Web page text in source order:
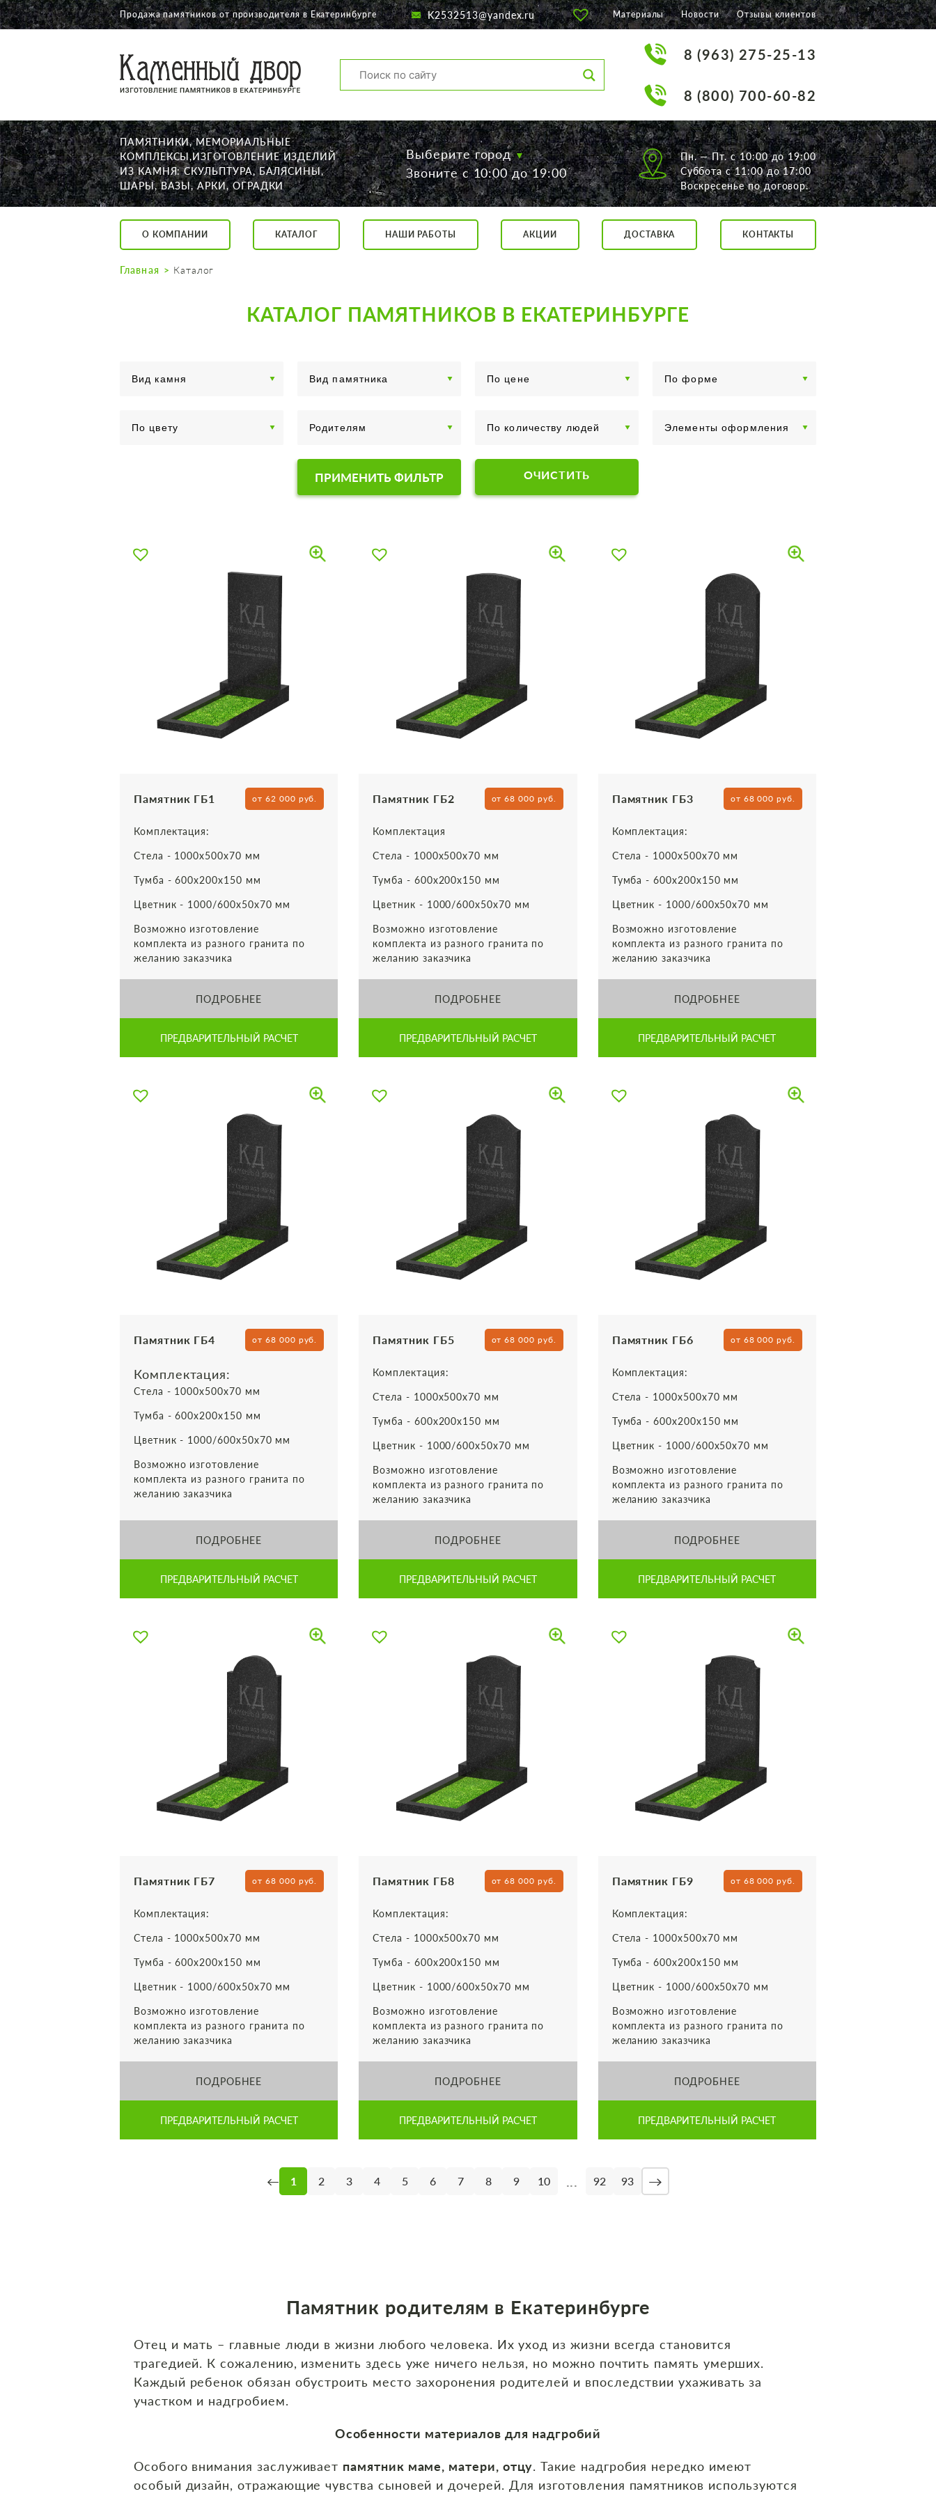
О КОМПАНИИ
КАТАЛОГ
НАШИ РАБОТЫ
АКЦИИ
ДОСТАВКА
КОНТАКТЫ
K2532513@yandex.ru
Екатеринбург, Щорса, 56
Продажа памятников от производителя в Екатеринбурге K2532513@yandex.ru Материалы Новости Отзывы клиентов
8 (963) 275-25-13
8 (800) 700-60-82
ПАМЯТНИКИ, МЕМОРИАЛЬНЫЕ
КОМПЛЕКСЫ,ИЗГОТОВЛЕНИЕ ИЗДЕЛИЙ
ИЗ КАМНЯ: СКУЛЬПТУРА, БАЛЯСИНЫ,
ШАРЫ, ВАЗЫ, АРКИ, ОГРАДКИ
Выберите город
Звоните с 10:00 до 19:00
Пн. — Пт. с 10:00 до 19:00
Суббота с 11:00 до 17:00
Воскресенье по договор.
О КОМПАНИИ КАТАЛОГ НАШИ РАБОТЫ АКЦИИ ДОСТАВКА КОНТАКТЫ
Главная Каталог
КАТАЛОГ ПАМЯТНИКОВ В ЕКАТЕРИНБУРГЕ
ПРИМЕНИТЬ ФИЛЬТР ОЧИСТИТЬ
Памятник ГБ1 от 62 000 руб.
Комплектация:
Стела - 1000х500х70 мм
Тумба - 600х200х150 мм
Цветник - 1000/600х50х70 мм
Возможно изготовление
комплекта из разного гранита по
желанию заказчика
ПОДРОБНЕЕ
ПРЕДВАРИТЕЛЬНЫЙ РАСЧЕТ
Памятник ГБ2 от 68 000 руб.
Комплектация
Стела - 1000х500х70 мм
Тумба - 600х200х150 мм
Цветник - 1000/600х50х70 мм
Возможно изготовление
комплекта из разного гранита по
желанию заказчика
ПОДРОБНЕЕ
ПРЕДВАРИТЕЛЬНЫЙ РАСЧЕТ
Памятник ГБ3 от 68 000 руб.
Комплектация:
Стела - 1000х500х70 мм
Тумба - 600х200х150 мм
Цветник - 1000/600х50х70 мм
Возможно изготовление
комплекта из разного гранита по
желанию заказчика
ПОДРОБНЕЕ
ПРЕДВАРИТЕЛЬНЫЙ РАСЧЕТ
Памятник ГБ4 от 68 000 руб.
Комплектация:
Стела - 1000х500х70 мм
Тумба - 600х200х150 мм
Цветник - 1000/600х50х70 мм
Возможно изготовление
комплекта из разного гранита по
желанию заказчика
ПОДРОБНЕЕ
ПРЕДВАРИТЕЛЬНЫЙ РАСЧЕТ
Памятник ГБ5 от 68 000 руб.
Комплектация:
Стела - 1000х500х70 мм
Тумба - 600х200х150 мм
Цветник - 1000/600х50х70 мм
Возможно изготовление
комплекта из разного гранита по
желанию заказчика
ПОДРОБНЕЕ
ПРЕДВАРИТЕЛЬНЫЙ РАСЧЕТ
Памятник ГБ6 от 68 000 руб.
Комплектация:
Стела - 1000х500х70 мм
Тумба - 600х200х150 мм
Цветник - 1000/600х50х70 мм
Возможно изготовление
комплекта из разного гранита по
желанию заказчика
ПОДРОБНЕЕ
ПРЕДВАРИТЕЛЬНЫЙ РАСЧЕТ
Памятник ГБ7 от 68 000 руб.
Комплектация:
Стела - 1000х500х70 мм
Тумба - 600х200х150 мм
Цветник - 1000/600х50х70 мм
Возможно изготовление
комплекта из разного гранита по
желанию заказчика
ПОДРОБНЕЕ
ПРЕДВАРИТЕЛЬНЫЙ РАСЧЕТ
Памятник ГБ8 от 68 000 руб.
Комплектация:
Стела - 1000х500х70 мм
Тумба - 600х200х150 мм
Цветник - 1000/600х50х70 мм
Возможно изготовление
комплекта из разного гранита по
желанию заказчика
ПОДРОБНЕЕ
ПРЕДВАРИТЕЛЬНЫЙ РАСЧЕТ
Памятник ГБ9 от 68 000 руб.
Комплектация:
Стела - 1000х500х70 мм
Тумба - 600х200х150 мм
Цветник - 1000/600х50х70 мм
Возможно изготовление
комплекта из разного гранита по
желанию заказчика
ПОДРОБНЕЕ
ПРЕДВАРИТЕЛЬНЫЙ РАСЧЕТ
← 1 2 3 4 5 6 7 8 9 10 ... 92 93 →
Памятник родителям в Екатеринбурге
Отец и мать – главные люди в жизни любого человека. Их уход из жизни всегда становится
трагедией. К сожалению, изменить здесь уже ничего нельзя, но можно почтить память умерших.
Каждый ребенок обязан обустроить место захоронения родителей и впоследствии ухаживать за
участком и надгробием.
Особенности материалов для надгробий
Особого внимания заслуживает памятник маме, матери, отцу. Такие надгробия нередко имеют
особый дизайн, отражающие чувства сыновей и дочерей. Для изготовления памятников используются